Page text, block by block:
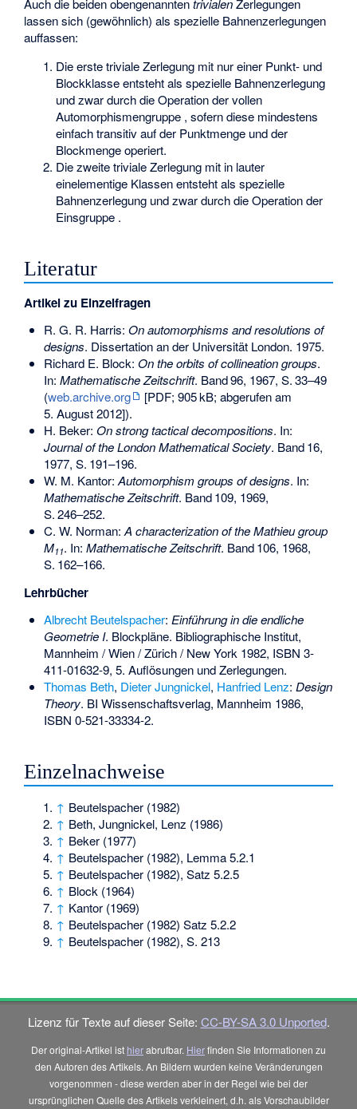
lassen sich (gewöhnlich) als spezielle Bahnenzerlegungen
auffassen:
Die erste triviale Zerlegung mit nur einer Punkt- und
Blockklasse entsteht als spezielle Bahnenzerlegung
und zwar durch die Operation der vollen
Automorphismengruppe , sofern diese mindestens
einfach transitiv auf der Punktmenge und der
Blockmenge operiert.
Die zweite triviale Zerlegung mit in lauter
einelementige Klassen entsteht als spezielle
Bahnenzerlegung und zwar durch die Operation der
Einsgruppe .
Literatur
Artikel zu Einzelfragen
R. G. R. Harris: On automorphisms and resolutions of
designs. Dissertation an der Universität London. 1975.
Richard E. Block: On the orbits of collineation groups.
In: Mathematische Zeitschrift. Band96, 1967, S.33–49
(web.archive.org [PDF; 905kB; abgerufen am
5. August 2012]).
H. Beker: On strong tactical decompositions. In:
Journal of the London Mathematical Society. Band 16,
1977, S. 191–196.
W. M. Kantor:Automorphism groups of designs. In:
Mathematische Zeitschrift. Band 109, 1969,
S.246–252.
C. W. Norman:A characterization of the Mathieu group
M11. In: Mathematische Zeitschrift. Band 106, 1968,
S. 162–166.
Lehrbücher
Albrecht Beutelspacher: Einführung in die endliche
Geometrie I. Blockpläne. Bibliographische Institut,
Mannheim / Wien / Zürich / New York 1982, ISBN 3-
411-01632-9, 5. Auflösungen und Zerlegungen.
Thomas Beth, Dieter Jungnickel, Hanfried Lenz: Design
Theory. BI Wissenschaftsverlag, Mannheim 1986,
ISBN 0-521-33334-2.
Einzelnachweise
↑ Beutelspacher (1982)
↑ Beth, Jungnickel, Lenz (1986)
↑ Beker (1977)
↑ Beutelspacher (1982), Lemma 5.2.1
↑ Beutelspacher (1982), Satz 5.2.5
↑ Block (1964)
↑ Kantor (1969)
↑ Beutelspacher (1982) Satz 5.2.2
↑ Beutelspacher (1982), S. 213
Lizenz für Texte auf dieser Seite: CC-BY-SA 3.0 Unported.
Der original-Artikel ist hierabrufbar. Hierfinden Sie Informationen zu
den Autoren des Artikels. An Bildern wurden keine Veränderungen
vorgenommen - diese werden aber in der Regel wie bei der
ursprünglichen Quelle des Artikels verkleinert, d.h. als Vorschaubilder